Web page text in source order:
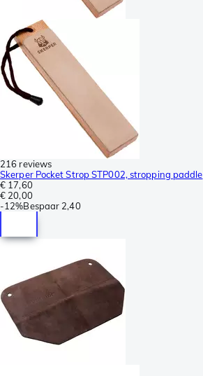
216 reviews
Skerper Pocket Strop STP002, stropping paddle
€ 17,60
€ 20,00
-12%Bespaar 2,40